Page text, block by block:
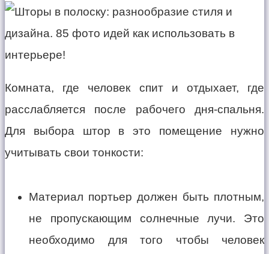
Комната, где человек спит и отдыхает, где
расслабляется после рабочего дня-спальня.
Для выбора штор в это помещение нужно
учитывать свои тонкости:
Материал портьер должен быть плотным,
не пропускающим солнечные лучи. Это
необходимо для того чтобы человек